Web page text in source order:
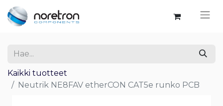
Kaikki tuotteet
Neutrik NE8FAV etherCON CAT5e runko PCB